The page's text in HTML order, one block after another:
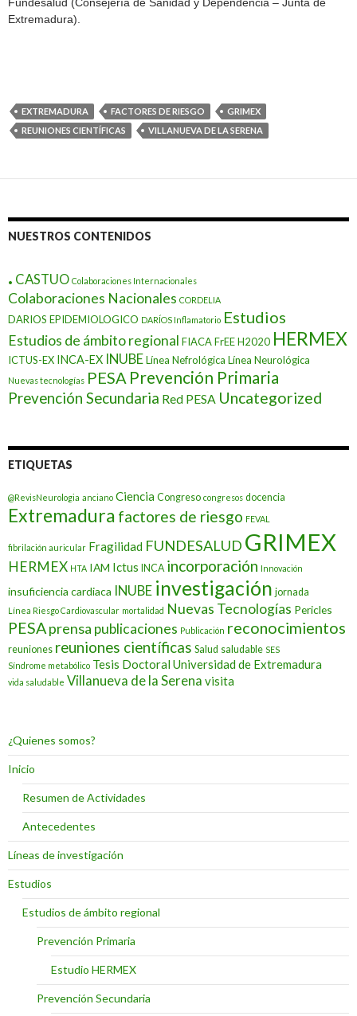
Extremadura).
EXTREMADURA FACTORES DE RIESGO
GRIMEX
REUNIONES CIENTÍFICAS
VILLANUEVA DE LA SERENA
NUESTROS CONTENIDOS
. CASTUO Colaboraciones Internacionales
Colaboraciones Nacionales CORDELIA
DARIOS EPIDEMIOLOGICO DARÍOS Inflamatorio Estudios
Estudios de ámbito regional FIACAFrEEH2020 HERMEX
ICTUS-EX INCA-EX INUBELínea Nefrológica Línea Neurológica
Nuevas tecnologías PESA Prevención Primaria
Prevención Secundaria Red PESA Uncategorized
ETIQUETAS
@RevisNeurologia anciano Ciencia Congreso congresos docencia
Extremadura factores de riesgo FEVAL
fibrilación auricular Fragilidad FUNDESALUD GRIMEX
HERMEX HTA IAM Ictus INCA incorporación Innovación
insuficiencia cardiaca INUBE investigación jornada
Línea Riesgo Cardiovascular mortalidad Nuevas Tecnologías Pericles
PESAprensa publicaciones Publicación reconocimientos
reuniones reuniones científicas Salud saludable SES
Síndrome metabólico Tesis Doctoral Universidad de Extremadura
vida saludable Villanueva de la Serena visita
¿Quienes somos?
Inicio
Resumen de Actividades
Antecedentes
Líneas de investigación
Estudios
Estudios de ámbito regional
Prevención Primaria
Estudio HERMEX
Prevención Secundaria